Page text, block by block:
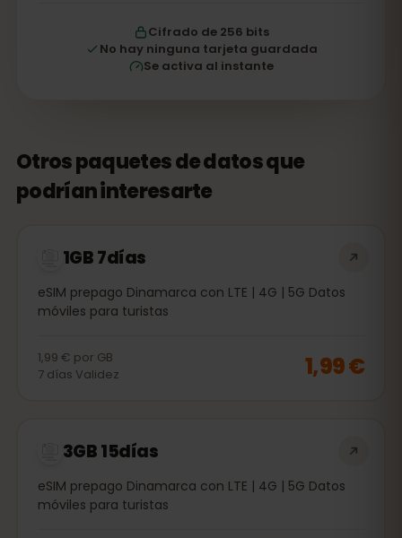
Cifrado de 256 bits
No hay ninguna tarjeta guardada
Se activa al instante
Otros paquetes de datos que
podrían interesarte
1GB 7días
eSIM prepago Dinamarca con LTE | 4G | 5G Datos
móviles para turistas
1,99 € por GB
7 días Validez 1,99 €
3GB 15días
eSIM prepago Dinamarca con LTE | 4G | 5G Datos
móviles para turistas